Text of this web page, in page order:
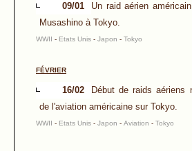
09/01
Un raid aérien
Musashino à Tokyo.
WWII - Etats Unis - Japon - Tokyo
FÉVRIER
16/02
Début de raids aériens
de l'aviation américaine sur Tokyo.
WWII - Etats Unis - Japon - Aviation - Tokyo